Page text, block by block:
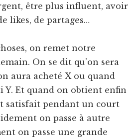
être plus influent, avoir
likes, de partages…
on remet notre
On se dit qu’on sera
aura acheté X ou quand
Y. Et quand on obtient enfin
satisfait pendant un court
on passe à autre
on passe une grande